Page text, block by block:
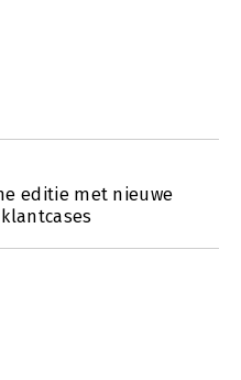
editie met nieuwe